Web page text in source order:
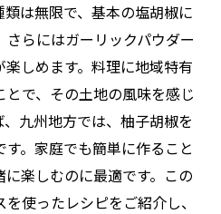
は無限で、基本の塩胡椒に
らにはガーリックパウダー
しめます。料理に地域特有
で、その土地の風味を感じ
九州地方では、柚子胡椒を
。家庭でも簡単に作ること
楽しむのに最適です。この
使ったレシピをご紹介し、